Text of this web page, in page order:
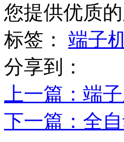
您提供优质的
标签：
端子
分享到：
上一篇 ：端
下一篇 ：全